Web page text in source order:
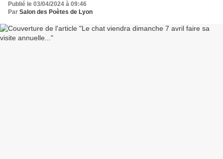
Publié le 03/04/2024 à 09:46
Par Salon des Poètes de Lyon